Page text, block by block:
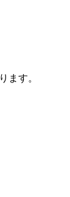
ます。